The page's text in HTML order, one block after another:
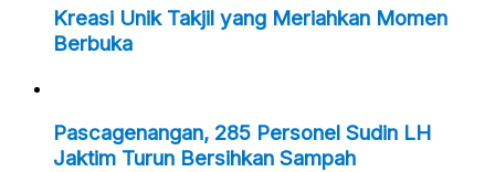
Kreasi Unik Takjil yang Meriahkan Momen
Berbuka
Pascagenangan, 285 Personel Sudin LH
Jaktim Turun Bersihkan Sampah